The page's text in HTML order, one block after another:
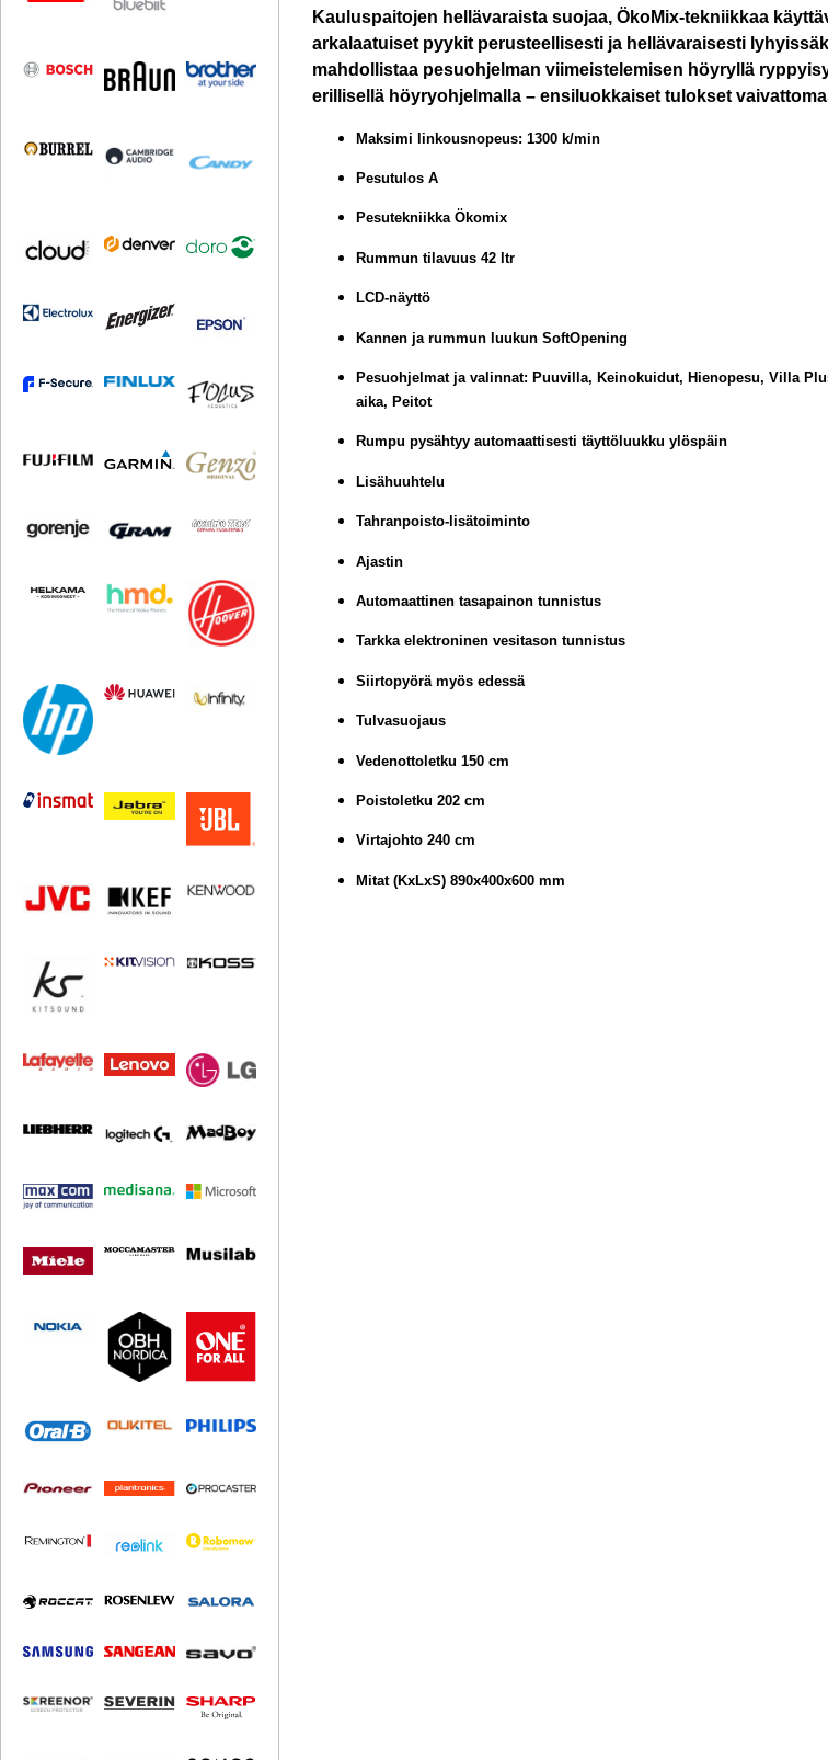
Kauluspaitojen hellävaraista suojaa, ÖkoMix-tekniikkaa
arkalaatuiset pyykit perusteellisesti ja hellävaraisesti
mahdollistaa pesuohjelman viimeistelemisen höyryllä
erillisellä höyryohjelmalla – ensiluokkaiset tulokset
Maksimi linkousnopeus: 1300 k/min
Pesutulos A
Pesutekniikka Ökomix
Rummun tilavuus 42 ltr
LCD-näyttö
Kannen ja rummun luukun SoftOpening
Pesuohjelmat ja valinnat: Puuvilla, Keinokuidut, Hienopesu, Villa
aika, Peitot
Rumpu pysähtyy automaattisesti täyttöluukku ylöspäin
Lisähuuhtelu
Tahranpoisto-lisätoiminto
Ajastin
Automaattinen tasapainon tunnistus
Tarkka elektroninen vesitason tunnistus
Siirtopyörä myös edessä
Tulvasuojaus
Vedenottoletku 150 cm
Poistoletku 202 cm
Virtajohto 240 cm
Mitat (KxLxS) 890x400x600 mm